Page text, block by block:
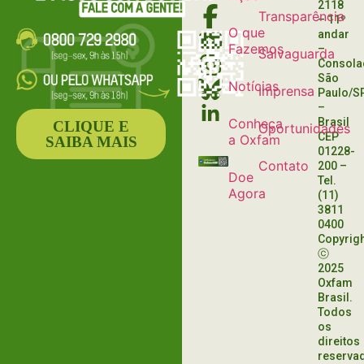
O que
Fazemos
Notícias
Conheça
a Oxfam
Doe
Agora
Transparência
Salvaguarda
Imprensa
Oportunidades
Contato
2118
– 11º
andar
–
São
Paulo/
–
Brasil
CEP
01228-
200 –
Tel.
(11)
3811
0400
ⓒ
2025
Oxfam
Brasil.
Todos
os
direitos
CLIQUE E
SAIBA MAIS